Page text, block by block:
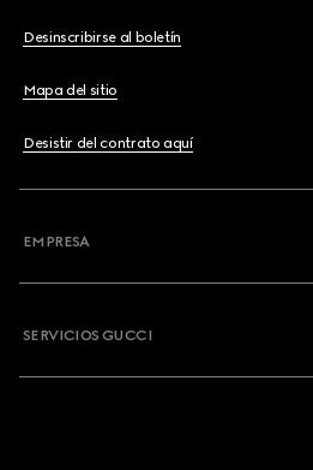
Desinscribirse al boletín
Mapa del sitio
Desistir del contrato aquí
EMPRESA
SERVICIOS GUCCI